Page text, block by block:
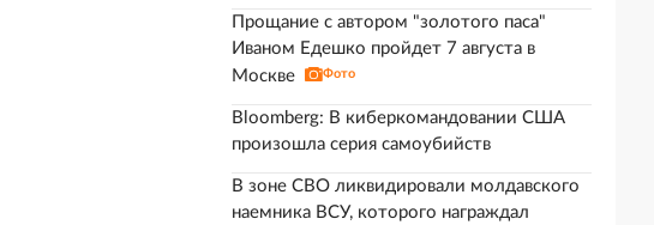
Прощание с автором "золотого паса"
Иваном Едешко пройдет 7 августа в
Москве
Фото
Bloomberg: В киберкомандовании США
произошла серия самоубийств
В зоне СВО ликвидировали молдавского
наемника ВСУ, которого награждал